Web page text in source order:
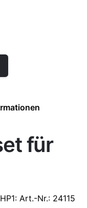
für
HP1: Art.-Nr.: 24115